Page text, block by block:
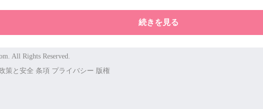
続きを見る
All Rights Reserved.
策と安全 条項 プライバシー 版権